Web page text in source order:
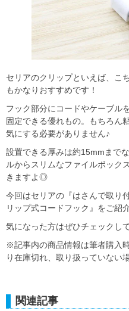
セリアのクリップといえば、こ
もかなりおすすめです！
フック部分にコードやケーブル
固定できる優れもの。もちろん
気にする必要がありません♪
設置できる厚みは約15mmまで
ルからスリムなファイルボック
きますよ◎
今回はセリアの『はさんで取り
リップ式コードフック』をご紹
気になった方はぜひチェックし
※記事内の商品情報は筆者購入
り在庫切れ、取り扱っていない
関連記事